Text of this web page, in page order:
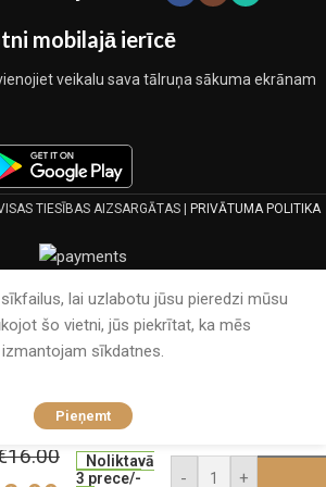
mobilajā ierīcē
veikalu sava tālruņa sākuma ekrānam
TIESĪBAS AIZSARGĀTAS | PRIVĀTUMA POLITIKA
lai uzlabotu jūsu pieredzi mūsu
šo vietni, jūs piekrītat, ka mēs
izmantojam sīkdatnes.
Pieņemt
16.00
Noliktavā
3 prece/-
- +